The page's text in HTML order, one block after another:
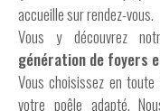
accueille sur rendez-vous.
Vous y découvrez
génération de foyers
Vous choisissez en
votre poêle adapté.